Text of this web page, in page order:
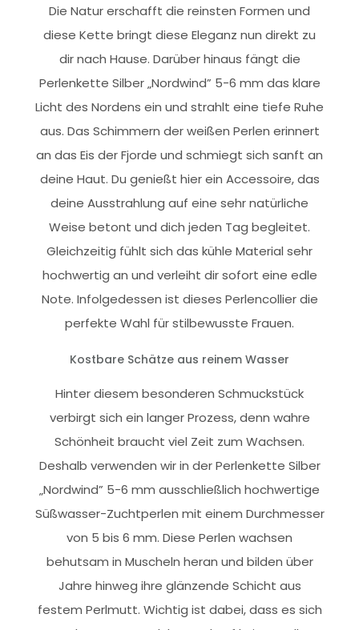
Die Natur erschafft die reinsten Formen und
diese Kette bringt diese Eleganz nun direkt zu
dir nach Hause. Darüber hinaus fängt die
Perlenkette Silber „Nordwind” 5-6 mm das klare
Licht des Nordens ein und strahlt eine tiefe Ruhe
aus. Das Schimmern der weißen Perlen erinnert
an das Eis der Fjorde und schmiegt sich sanft an
deine Haut. Du genießt hier ein Accessoire, das
deine Ausstrahlung auf eine sehr natürliche
Weise betont und dich jeden Tag begleitet.
Gleichzeitig fühlt sich das kühle Material sehr
hochwertig an und verleiht dir sofort eine edle
Note. Infolgedessen ist dieses Perlencollier die
perfekte Wahl für stilbewusste Frauen.
Kostbare Schätze aus reinem Wasser
Hinter diesem besonderen Schmuckstück
verbirgt sich ein langer Prozess, denn wahre
Schönheit braucht viel Zeit zum Wachsen.
Deshalb verwenden wir in der Perlenkette Silber
„Nordwind” 5-6 mm ausschließlich hochwertige
Süßwasser-Zuchtperlen mit einem Durchmesser
von 5 bis 6 mm. Diese Perlen wachsen
behutsam in Muscheln heran und bilden über
Jahre hinweg ihre glänzende Schicht aus
festem Perlmutt. Wichtig ist dabei, dass es sich